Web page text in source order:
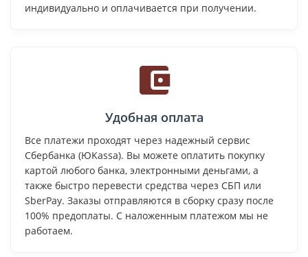
индивидуально и оплачивается при получении.
Удобная оплата
Все платежи проходят через надежный сервис
Сбербанка (ЮKassa). Вы можете оплатить покупку
картой любого банка, электронными деньгами, а
также быстро перевести средства через СБП или
SberPay. Заказы отправляются в сборку сразу после
100% предоплаты. С наложенным платежом мы не
работаем.